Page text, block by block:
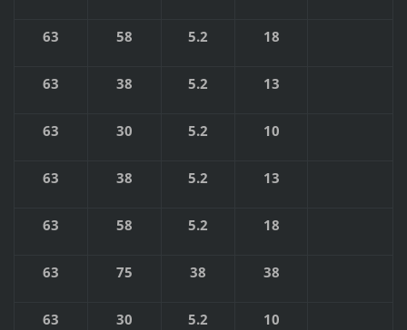
63 58 5.2 18
63 38 5.2 13
63 30 5.2 10
63 38 5.2 13
63 58 5.2 18
63 75 38 38
63 30 5.2 10